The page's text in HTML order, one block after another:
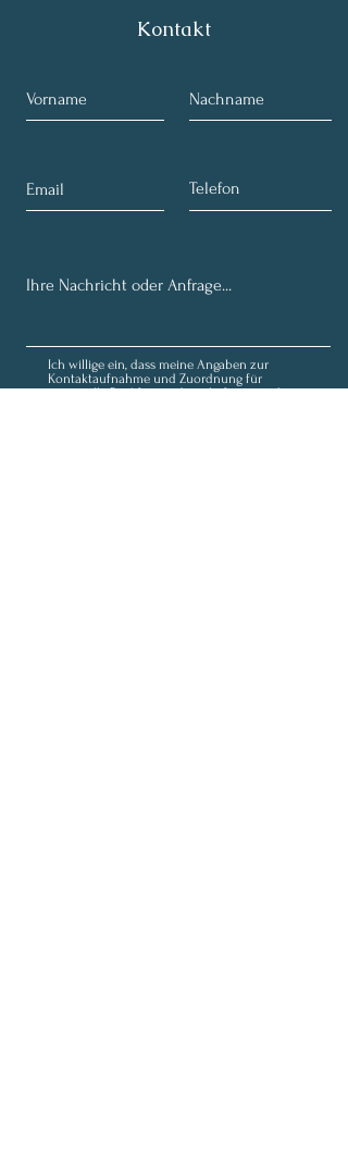
Kontakt
Ich willige ein, dass meine Angaben zur
Kontaktaufnahme und Zuordnung für
eventuelle Rückfragen dauerhaft gespeichert